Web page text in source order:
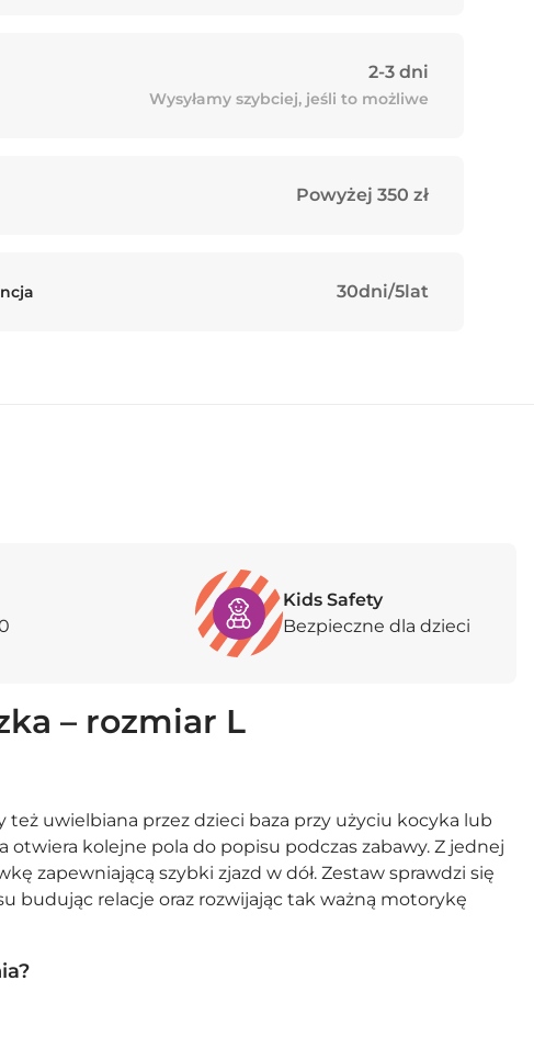
2-3 dni
Wysyłamy szybciej, jeśli to możliwe
Powyżej 350 zł
30dni/5lat
Kids Safety
Bezpieczne dla dzieci
– rozmiar L
uwielbiana przez dzieci baza przy użyciu kocyka lub
kolejne pola do popisu podczas zabawy. Z jednej
zapewniającą szybki zjazd w dół. Zestaw sprawdzi się
budując relacje oraz rozwijając tak ważną motorykę